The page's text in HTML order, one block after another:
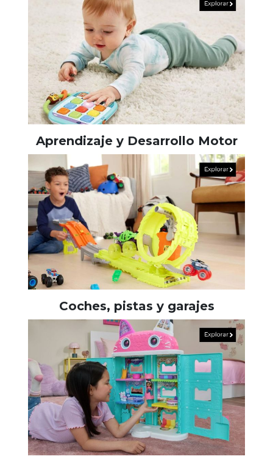
Aprendizaje y Desarrollo Motor
Coches, pistas y garajes